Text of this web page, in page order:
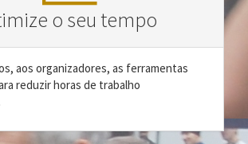
o seu tempo
aos organizadores, as ferramentas
reduzir horas de trabalho